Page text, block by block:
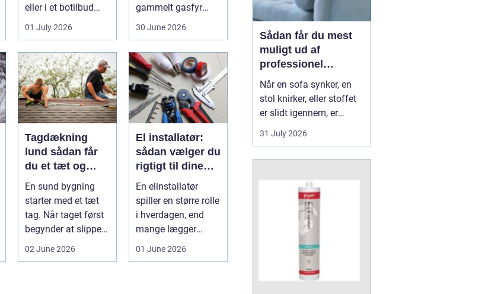
eller i et botilbud
pludselig ændrer
sig, k...
01 July 2026
gammelt gasfyr
val...
30 June 2026
Tagdækning
lund sådan får
du et tæt og
holdbart tag
En sund bygning
starter med et tæt
tag. Når taget først
begynder at slippe
02 June 2026
El installatør:
sådan vælger du
rigtigt til dine
elinstallationer
En elinstallatør
spiller en større rolle
i hverdagen, end
mange lægger
01 June 2026
Sådan får du mest
muligt ud af
professionel
møbelpolstring
Når en sofa synker, en
stol knirker, eller stoffet
er slidt igennem, er
mange fristede til bare at
købe nyt. Men ofte kan
flottere og mere
behagelige, end da de
var nye. Her spiller
31 July 2026